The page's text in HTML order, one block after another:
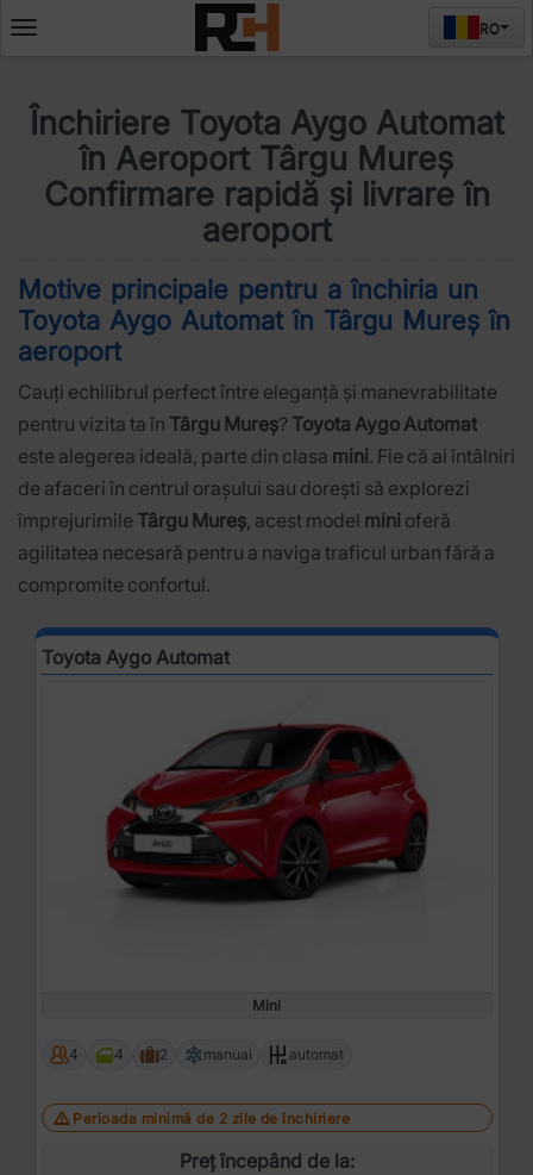
Deschide
RO
Închiriere Toyota Aygo Automat
în Aeroport Târgu Mureș
Confirmare rapidă și livrare în
aeroport
Motive principale pentru a închiria un
Toyota Aygo Automat în Târgu Mureș în
aeroport
Cauți echilibrul perfect între eleganță și manevrabilitate
pentru vizita ta în Târgu Mureș? Toyota Aygo Automat
este alegerea ideală, parte din clasa mini. Fie că ai întâlniri
de afaceri în centrul orașului sau dorești să explorezi
împrejurimile Târgu Mureș, acest model mini oferă
agilitatea necesară pentru a naviga traficul urban fără a
compromite confortul.
Toyota Aygo Automat
Mini
4 4 2 manual automat
Perioada minimă de 2 zile de închiriere
Preț începând de la: